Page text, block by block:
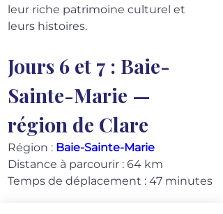
leur riche patrimoine culturel et
leurs histoires.
Jours 6 et 7 : Baie-
Sainte-Marie —
région de Clare
Région : Baie-Sainte-Marie
Distance à parcourir : 64 km
Temps de déplacement : 47 minutes